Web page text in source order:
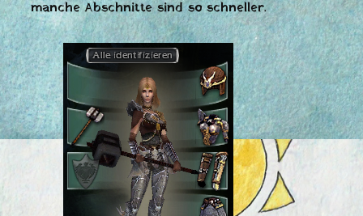
manche Abschnitte sind so schneller.